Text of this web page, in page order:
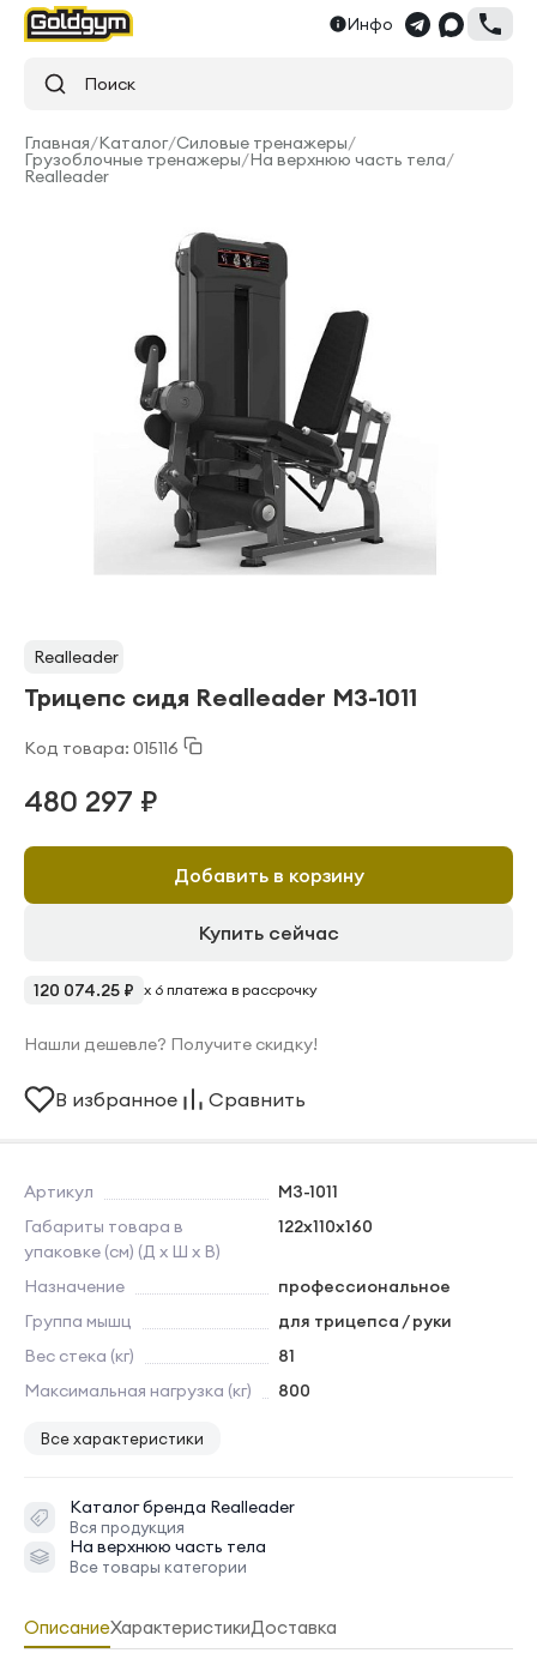
Инфо
Поиск
Главная/Каталог/Силовые тренажеры/
Грузоблочные тренажеры/На верхнюю часть тела/
Realleader
Realleader
Трицепс сидя Realleader M3-1011
Код товара: 015116
Артикул
M3-1011
Габариты товара в
упаковке (см) (Д х Ш х В)
122х110х160
Назначение
профессиональное
Группа мышц
для трицепса / руки
Вес стека (кг)
81
Максимальная нагрузка (кг)
800
Все характеристики
Каталог бренда Realleader
Вся продукция
На верхнюю часть тела
Все товары категории
480 297 ₽
Добавить в корзину
Купить сейчас
120 074.25 ₽ x 6 платежа в рассрочку
Нашли дешевле? Получите скидку!
В избранное Сравнить
ОписаниеХарактеристикиДоставка